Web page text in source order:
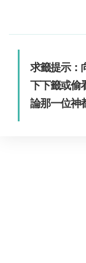
求籤提示：
下下籤或偷
論那一位神